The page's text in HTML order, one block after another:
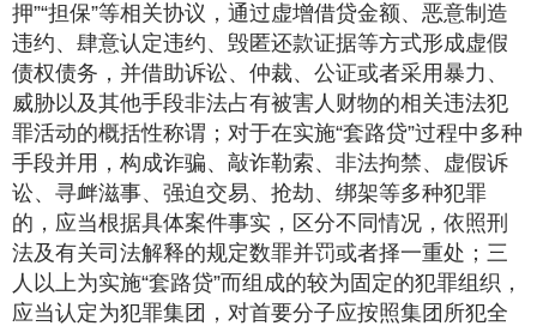
押”“担保”等相关协议，通过虚增借贷金额、恶意制造
违约、肆意认定违约、毁匿还款证据等方式形成虚假
债权债务，并借助诉讼、仲裁、公证或者采用暴力、
威胁以及其他手段非法占有被害人财物的相关违法犯
罪活动的概括性称谓；对于在实施“套路贷”过程中多种
手段并用，构成诈骗、敲诈勒索、非法拘禁、虚假诉
讼、寻衅滋事、强迫交易、抢劫、绑架等多种犯罪
的，应当根据具体案件事实，区分不同情况，依照刑
法及有关司法解释的规定数罪并罚或者择一重处；三
人以上为实施“套路贷”而组成的较为固定的犯罪组织，
应当认定为犯罪集团，对首要分子应按照集团所犯全